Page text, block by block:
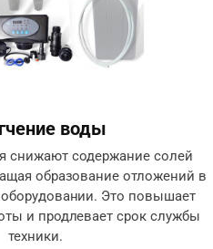
воды
снижают содержание солей
образование отложений в
Это повышает
и продлевает срок службы
техники.